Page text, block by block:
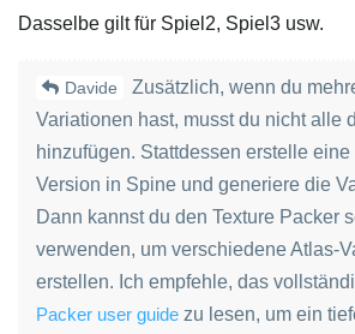
Dasselbe gilt für Spiel2, Spiel3 usw.
Davide
Zusätzlich, wenn du
Variationen hast, musst du nicht alle
hinzufügen. Stattdessen erstelle
Version in Spine und generiere die
Dann kannst du den Texture Packer
verwenden, um verschiedene Atlas-
erstellen. Ich empfehle, das
Packer user guide zu lesen, um ein